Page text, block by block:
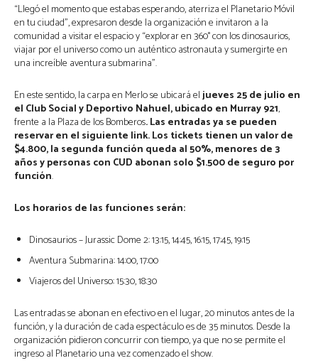
“Llegó el momento que estabas esperando, aterriza el Planetario Móvil
en tu ciudad”, expresaron desde la organización e invitaron a la
comunidad a visitar el espacio y “explorar en 360° con los dinosaurios,
viajar por el universo como un auténtico astronauta y sumergirte en
una increíble aventura submarina”.
En este sentido, la carpa en Merlo se ubicará eljueves 25 de julio en
el Club Social y Deportivo Nahuel, ubicado en Murray 921,
frente a la Plaza de los Bomberos. Las entradas ya se pueden
reservar en el siguiente link. Los tickets tienen un valor de
$4.800, la segunda función queda al 50%, menores de 3
años y personas con CUD abonan solo $1.500 de seguro por
función.
Los horarios de las funciones serán:
Dinosaurios – Jurassic Dome 2: 13:15, 14:45, 16:15, 17:45, 19:15
Aventura Submarina: 14:00, 17:00
Viajeros del Universo: 15:30, 18:30
Las entradas se abonan en efectivo en el lugar, 20 minutos antes de la
función, y la duración de cada espectáculo es de 35 minutos. Desde la
organización pidieron concurrir con tiempo, ya que no se permite el
ingreso al Planetario una vez comenzado el show.